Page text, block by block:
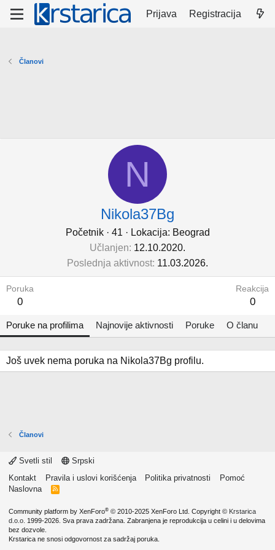
Prijava Registracija
Članovi
N
Nikola37Bg
Početnik · 41 · Lokacija: Beograd
Učlanjen 12.10.2020.
Poslednja aktivnost 11.03.2026.
Poruka
0
Reakcija
0
Poruke na profilima Najnovije aktivnosti Poruke O članu
Još uvek nema poruka na Nikola37Bg profilu.
Članovi
Svetli stil
Srpski
Kontakt
Pravila i uslovi korišćenja Politika privatnosti
Pomoć
Naslovna
R
Community platform by XenForo® © 2010-2025 XenForo Ltd. Copyright © Krstarica
d.o.o. 1999-2026. Sva prava zadržana. Zabranjena je reprodukcija u celini i u delovima
bez dozvole.
Krstarica ne snosi odgovornost za sadržaj poruka.